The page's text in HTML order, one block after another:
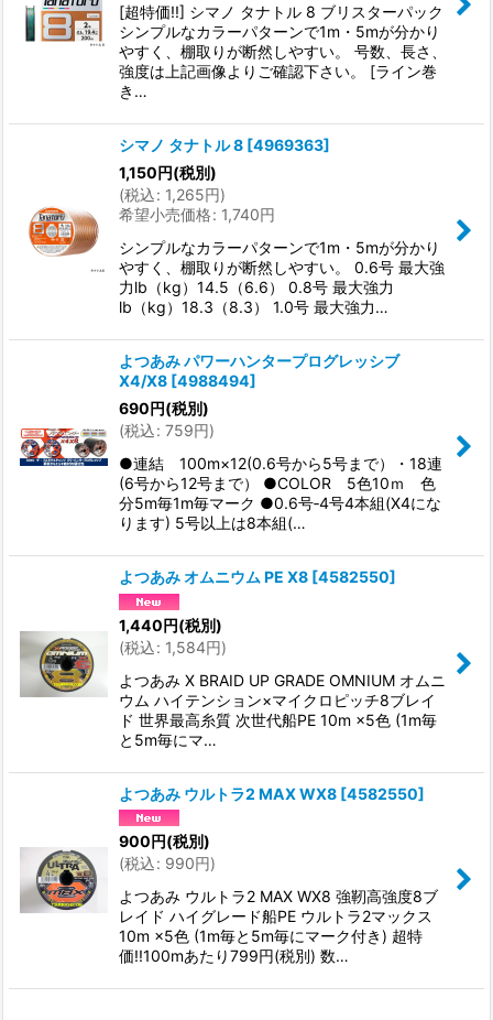
[超特価!!] シマノ タナトル 8 ブリスターパック
シンプルなカラーパターンで1m・5mが分かり
やすく、棚取りが断然しやすい。 号数、長さ、
強度は上記画像よりご確認下さい。 [ライン巻
き…
シマノ タナトル 8 [4969363]
1,150円(税別)
(税込: 1,265円)
希望小売価格: 1,740円
シンプルなカラーパターンで1m・5mが分かり
やすく、棚取りが断然しやすい。 0.6号 最大強
力lb（kg）14.5（6.6） 0.8号 最大強力
lb（kg）18.3（8.3） 1.0号 最大強力…
よつあみ パワーハンタープログレッシブ
X4/X8 [4988494]
690円(税別)
(税込: 759円)
●連結 100m×12(0.6号から5号まで）・18連
(6号から12号まで） ●COLOR 5色10ｍ 色
分5m毎1m毎マーク ●0.6号‐4号4本組(X4にな
ります) 5号以上は8本組(…
よつあみ オムニウム PE X8 [4582550]
1,440円(税別)
(税込: 1,584円)
よつあみ X BRAID UP GRADE OMNIUM オムニ
ウム ハイテンション×マイクロピッチ8ブレイ
ド 世界最高糸質 次世代船PE 10m ×5色 (1m毎
と5m毎にマ…
よつあみ ウルトラ2 MAX WX8 [4582550]
900円(税別)
(税込: 990円)
よつあみ ウルトラ2 MAX WX8 強靭高強度8ブ
レイド ハイグレード船PE ウルトラ2マックス
10m ×5色 (1m毎と5m毎にマーク付き) 超特
価!!100mあたり799円(税別) 数…